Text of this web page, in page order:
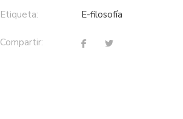
Etiqueta: e-filosofía
Compartir: